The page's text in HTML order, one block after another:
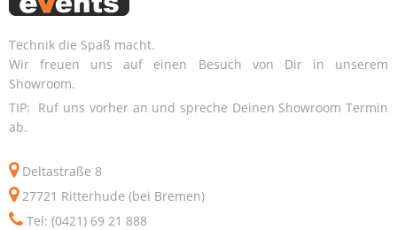
Technik die Spaß macht.
Wir freuen uns auf einen Besuch von Dir in unserem
Showroom.
TIP: Ruf uns vorher an und spreche Deinen Showroom Termin
ab.
Deltastraße 8
27721 Ritterhude (bei Bremen)
Tel: (0421) 69 21 888